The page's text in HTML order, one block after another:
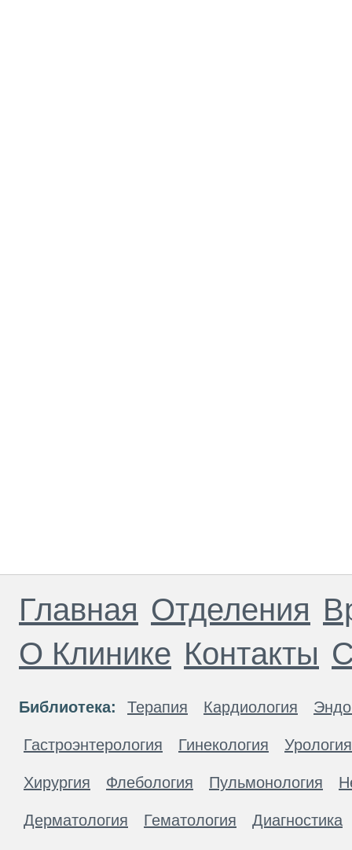
Главная Отделения
О Клинике Контакты
Библиотека: Терапия Кардиология
Гастроэнтерология Гинекология Урология
Хирургия Флебология Пульмонология
Дерматология Гематология Диагностика